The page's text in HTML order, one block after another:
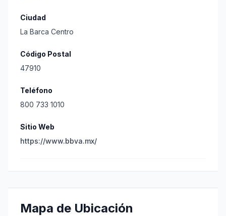
Ciudad
La Barca Centro
Código Postal
47910
Teléfono
800 733 1010
Sitio Web
https://www.bbva.mx/
Mapa de Ubicación